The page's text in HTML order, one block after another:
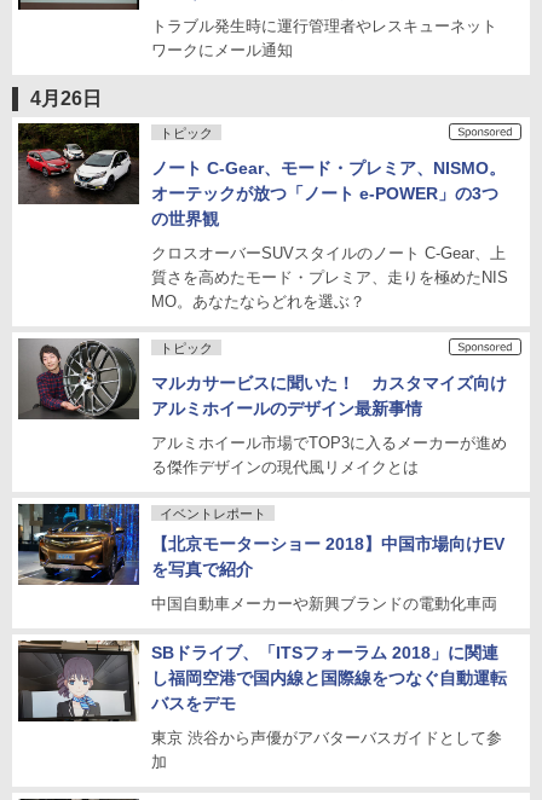
トラブル発生時に運行管理者やレスキューネット
ワークにメール通知
4月26日
トピック
ノート C-Gear、モード・プレミア、NISMO。
オーテックが放つ「ノート e-POWER」の3つ
の世界観
クロスオーバーSUVスタイルのノート C-Gear、上
質さを高めたモード・プレミア、走りを極めたNIS
MO。あなたならどれを選ぶ？
トピック
マルカサービスに聞いた！ カスタマイズ向け
アルミホイールのデザイン最新事情
アルミホイール市場でTOP3に入るメーカーが進め
る傑作デザインの現代風リメイクとは
イベントレポート
【北京モーターショー 2018】中国市場向けEV
を写真で紹介
中国自動車メーカーや新興ブランドの電動化車両
SBドライブ、「ITSフォーラム 2018」に関連
し福岡空港で国内線と国際線をつなぐ自動運転
バスをデモ
東京 渋谷から声優がアバターバスガイドとして参
加